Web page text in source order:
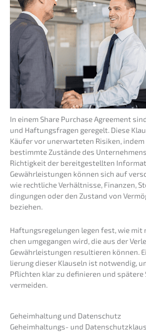
In einem Share Purcha­se Agree­ment
und Haftungs­fra­gen geregelt. Diese
Käufer vor unerwar­te­ten Risiken,
bestimm­te Zustän­de des
Richtig­keit der bereit­ge­stell­ten
Gewähr­leis­tun­gen können sich auf
wie recht­li­che Verhält­nis­se, Finan­zen,
din­gun­gen oder den Zustand von
beziehen.
Haftungs­re­ge­lun­gen legen fest, wie
chen umgegan­gen wird, die aus der
Gewähr­leis­tun­gen resul­tie­ren können.
lie­rung dieser Klauseln ist notwen­dig,
Pflich­ten klar zu definie­ren und
vermeiden.
Geheim­hal­tung und Datenschutz
Geheim­hal­tungs- und